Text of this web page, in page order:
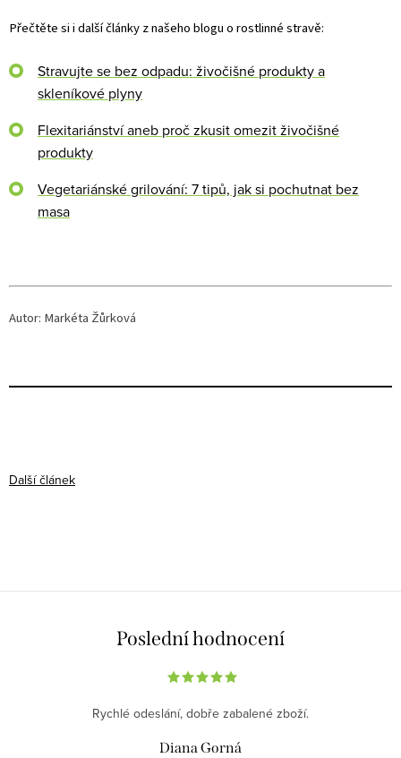
Přečtěte si i další články z našeho blogu o rostlinné stravě:
Stravujte se bez odpadu: živočišné produkty a
skleníkové plyny
Flexitariánství aneb proč zkusit omezit živočišné
produkty
Vegetariánské grilování: 7 tipů, jak si pochutnat bez
masa
Autor: Markéta Žůrková
Další článek
Poslední hodnocení
Rychlé odeslání, dobře zabalené zboží.
Diana Gorná